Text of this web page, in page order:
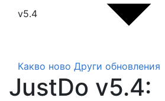
v5.4
Какво ново Други обновления
JustDo v5.4: